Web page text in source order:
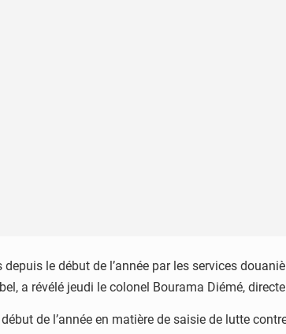
le début de l’année par les services
a révélé jeudi le colonel Bourama Diémé,
de l’année en matière de saisie de lutte